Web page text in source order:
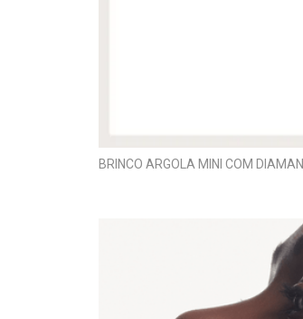
BRINCO ARGOLA MINI COM